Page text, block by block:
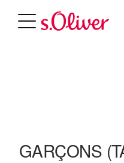
GARÇONS